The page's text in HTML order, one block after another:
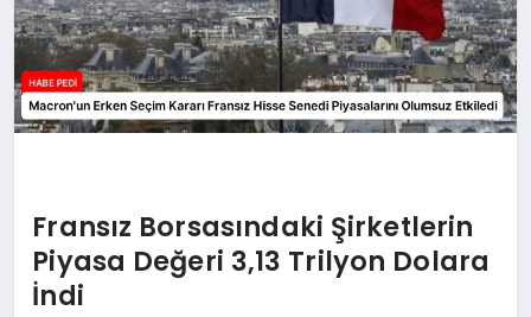
TEKNOLOJI
Fransız Borsasındaki Şirketlerin
Piyasa Değeri 3,13 Trilyon Dolara
İndi